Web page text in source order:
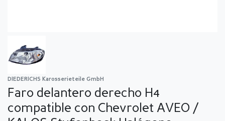
DIEDERICHS Karosserieteile GmbH
Faro delantero derecho H4
compatible con Chevrolet AVEO /